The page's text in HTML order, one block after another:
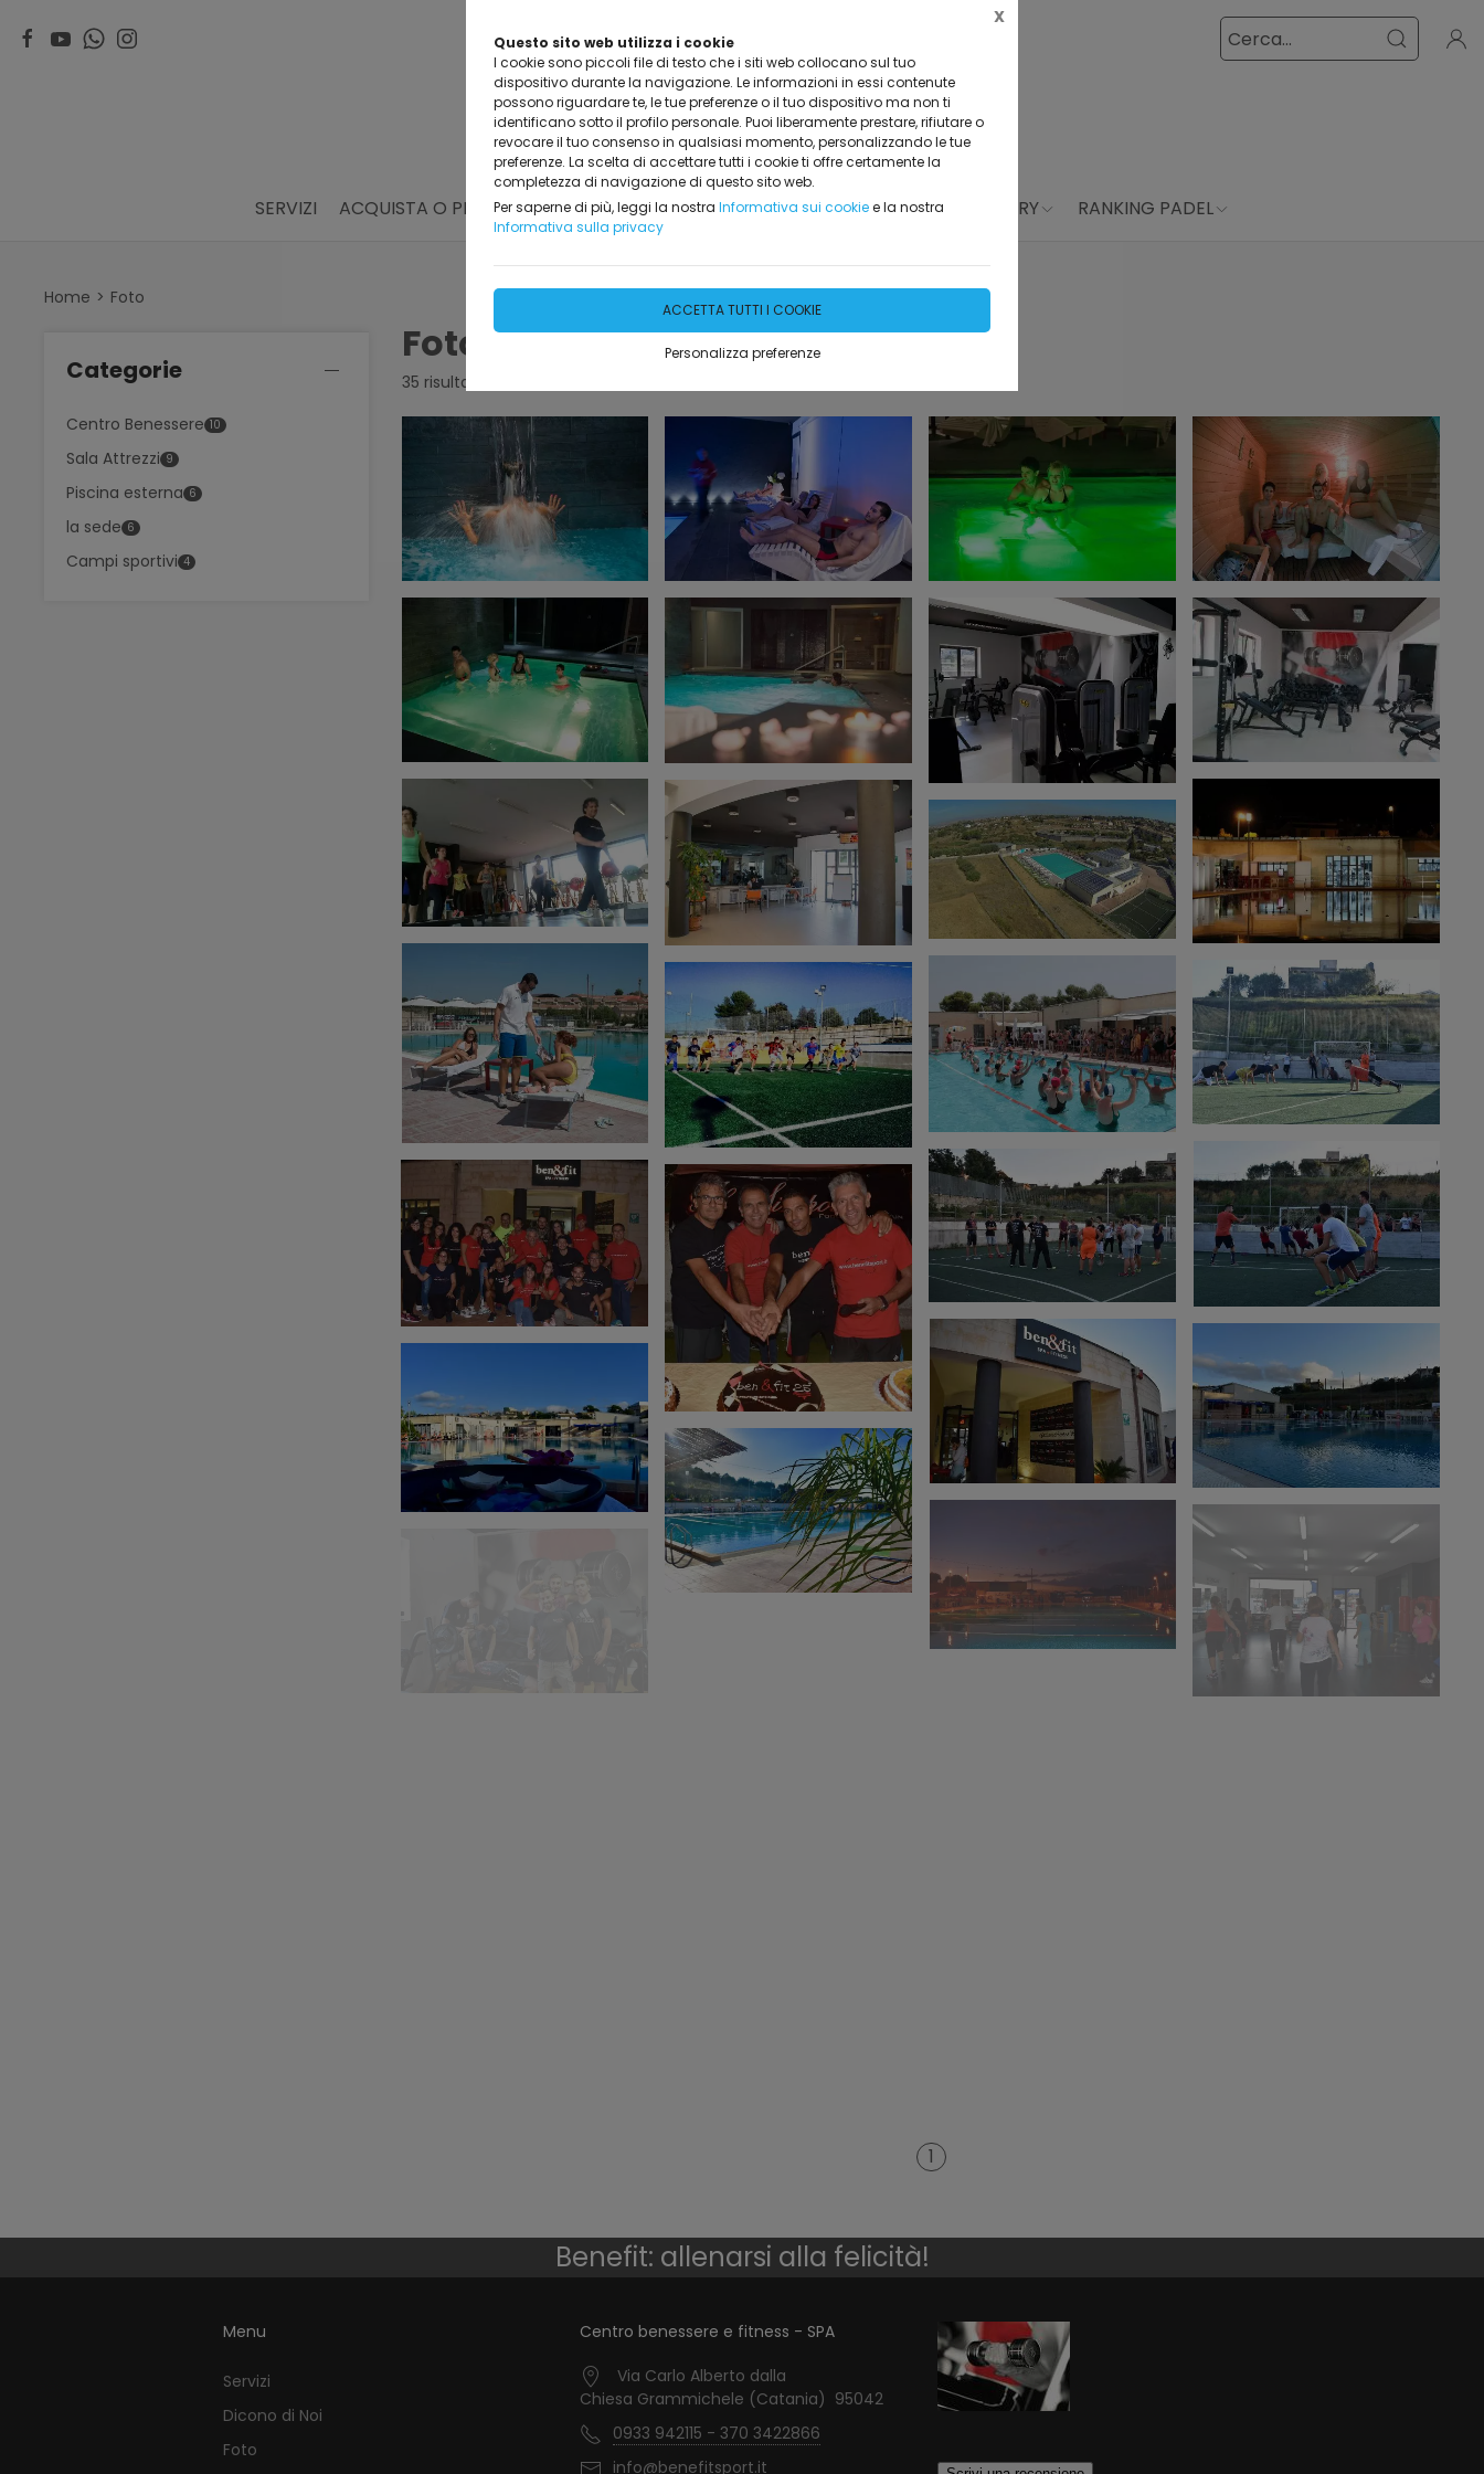
Questo sito web utilizza i cookie
I cookie sono piccoli file di testo che i siti web collocano sul tuo
dispositivo durante la navigazione. Le informazioni in essi contenute
possono riguardare te, le tue preferenze o il tuo dispositivo ma non ti
identificano sotto il profilo personale. Puoi liberamente prestare, rifiutare o
revocare il tuo consenso in qualsiasi momento, personalizzando le tue
preferenze. La scelta di accettare tutti i cookie ti offre certamente la
completezza di navigazione di questo sito web.
Per saperne di più, leggi la nostra Informativa sui cookiee la nostra
Informativa sulla privacy
ACCETTA TUTTI I COOKIE
Personalizza preferenze
X
SERVIZI ACQUISTA O PRENOTA DICONO DI NOI PROMO ED EVENTI INFO GALLERY RANKING PADEL
Home Foto
Categorie
Centro Benessere 10
Sala Attrezzi 9
Piscina esterna 6
la sede 6
Campi sportivi 4
Foto
35 risultati
1
Benefit: allenarsi alla felicità!
Menu
Servizi
Dicono di Noi
Foto
Centro benessere e fitness - SPA
Via Carlo Alberto dalla
Chiesa Grammichele (Catania) 95042
0933 942115 - 370 3422866
info@benefitsport.it